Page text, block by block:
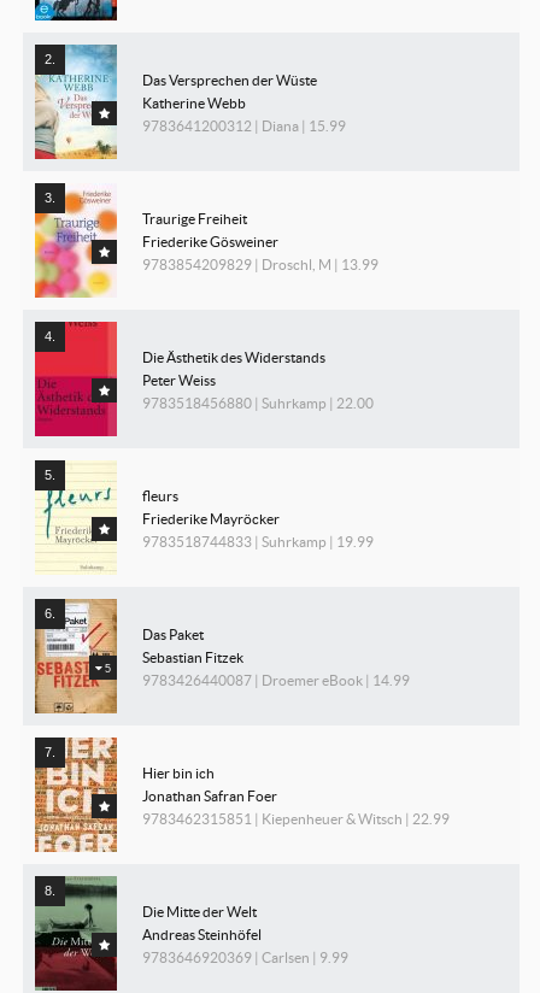
Das Versprechen der Wüste
Katherine Webb
9783641200312 | Diana | 15.99
Traurige Freiheit
Friederike Gösweiner
9783854209829 | Droschl, M | 13.99
Die Ästhetik des Widerstands
Peter Weiss
9783518456880 | Suhrkamp | 22.00
fleurs
Friederike Mayröcker
9783518744833 | Suhrkamp | 19.99
5
Das Paket
Sebastian Fitzek
9783426440087 | Droemer eBook | 14.99
Hier bin ich
Jonathan Safran Foer
9783462315851 | Kiepenheuer & Witsch | 22.99
Die Mitte der Welt
Andreas Steinhöfel
9783646920369 | Carlsen | 9.99